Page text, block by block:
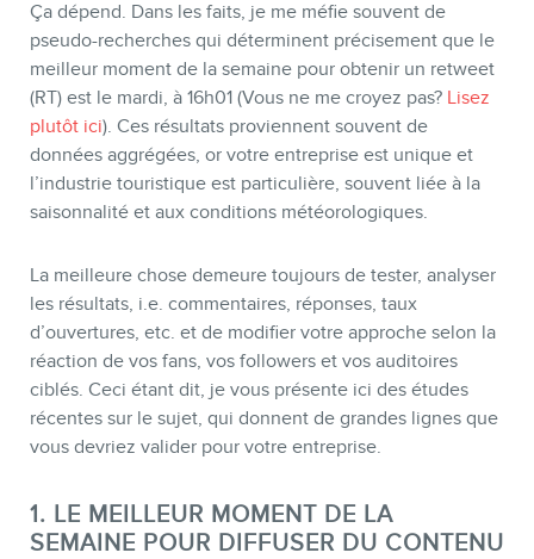
BOUTIQUE
BLOGUE
Ça dépend. Dans les faits, je me méfie souvent de
pseudo-recherches qui déterminent précisement que le
meilleur moment de la semaine pour obtenir un retweet
(RT) est le mardi, à 16h01 (Vous ne me croyez pas? Lisez
plutôt ici). Ces résultats proviennent souvent de
données aggrégées, or votre entreprise est unique et
l’industrie touristique est particulière, souvent liée à la
saisonnalité et aux conditions météorologiques.
La meilleure chose demeure toujours de tester, analyser
les résultats, i.e. commentaires, réponses, taux
d’ouvertures, etc. et de modifier votre approche selon la
réaction de vos fans, vos followers et vos auditoires
ciblés. Ceci étant dit, je vous présente ici des études
récentes sur le sujet, qui donnent de grandes lignes que
vous devriez valider pour votre entreprise.
1. LE MEILLEUR MOMENT DE LA
SEMAINE POUR DIFFUSER DU CONTENU